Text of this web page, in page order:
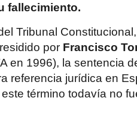
fallecimiento.
Tribunal
por Francisco
en 1996), la sentencia
referencia jurídica en
término todavía no